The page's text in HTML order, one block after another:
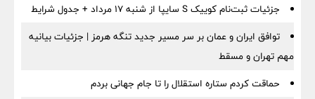
جزئیات ثبت‌نام کوییک S سایپا از شنبه ۱۷ مرداد + جدول شرایط
توافق ایران و عمان بر سر مسیر جدید تنگه هرمز | جزئیات بیانیه
مهم تهران و مسقط
حماقت کردم ستاره استقلال را تا جام جهانی بردم